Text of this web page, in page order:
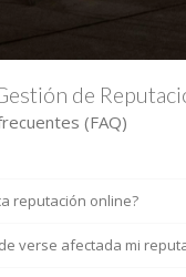
de
(FAQ)
reputación online?
verse afectada mi